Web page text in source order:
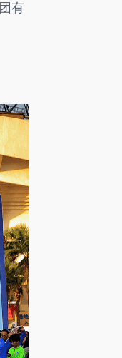
有